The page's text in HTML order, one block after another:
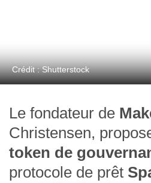
Crédit : Shutterstock
Le fondateur de
Christensen,
token de
protocole de prêt